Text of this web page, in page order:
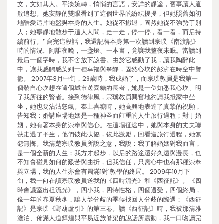
文，文如其人。平淡婉轉，悄悄的言語，安詳的靜謐，舊事讓人這
般追想。她安靜的雙眼看到了這個世界的紛紜擾擾，但她照舊如初
地酷愛這片地盤與本身的人生。她從不撤退，固然她從不強勢于別
人；她寧靜地散步于這人人間，走一走，停一停，看一看，而后持
續前行。” 寫完這段話，我還記得本身第一次讀到宗璞《南渡記》
時的情況。阿誰夜晚，一盞燈、一本書，竟讓我整夜未眠。當讀到
最后一個字時，我不舍放下該書。由於它感動了我，讓我陶醉此
中，讓我感觸感染到一種幸福與寧靜，固然心坎的彭湃在時空中響
徹。 2007年3月中旬，29歲時，我成婚了，而宗璞教員是我第一
個發自心坎想在這個城市送喜糖的長者，她是一位知悉我心坎、明
了我所往的賢者。接到德律風，宗璞教員興奮地約請我抵家中坐
坐，她也要沾沾怒氣。奉上喜糖時，她高興地表達了真摯的祝願，
告知我：婚講座場地姻是一種神圣而莊重的人生旅行過程；對于婚
姻，她有著本身的崇奉與信心。在這場征途中，她與本身的丈夫聯
袂走過了平生，他們彼此扶協，彼此激勵，回看這旅行過程，她無
怨無悔。我清楚宗璞教員所說之意，我說：我了解婚姻對我而言，
是一個全新的人生；我方才起步，以后的路途還好久遠與漫長，也
不知會碰見如何的艱苦與曲折，但我信任，只需心中也有那種崇奉
與立場，我的人生亦會有圓滿1對1教學的終局。 2009年10月下
旬，我一向在讀宗璞教員送我的《四時流光》和《西征記》。《四
時會議室出租流光》，四小我，四特性格，四個遭受，四個終局，
像一年的春夏秋冬，讓人從分歧的季候找回人分歧的際遇；《西征
記》是宗璞《野葫蘆引》的第三卷。讀《西征記》時，我被那清雅
澹泊、佈滿人道輝煌與平易近族脊梁的說話所震動，我一口吻讀完